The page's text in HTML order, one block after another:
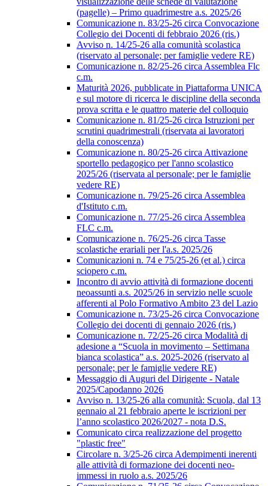
(pagelle) – Primo quadrimestre a.s. 2025/26
Comunicazione n. 83/25-26 circa Convocazione
Collegio dei Docenti di febbraio 2026 (ris.)
Avviso n. 14/25-26 alla comunità scolastica
(riservato al personale; per famiglie vedere RE)
Comunicazione n. 82/25-26 circa Assemblea Flc
c.m.
Maturità 2026, pubblicate in Piattaforma UNICA
e sul motore di ricerca le discipline della seconda
prova scritta e le quattro materie del colloquio
Comunicazione n. 81/25-26 circa Istruzioni per
scrutini quadrimestrali (riservata ai lavoratori
della conoscenza)
Comunicazione n. 80/25-26 circa Attivazione
sportello pedagogico per l'anno scolastico
2025/26 (riservata al personale; per le famiglie
vedere RE)
Comunicazione n. 79/25-26 circa Assemblea
d'Istituto c.m.
Comunicazione n. 77/25-26 circa Assemblea
FLC c.m.
Comunicazione n. 76/25-26 circa Tasse
scolastiche erariali per l'a.s. 2025/26
Comunicazioni n. 74 e 75/25-26 (et al.) circa
sciopero c.m.
Incontro di avvio attività di formazione docenti
neoassunti a.s. 2025/26 in servizio nelle scuole
afferenti al Polo Formativo Ambito 23 del Lazio
Comunicazione n. 73/25-26 circa Convocazione
Collegio dei docenti di gennaio 2026 (ris.)
Comunicazione n. 72/25-26 circa Modalità di
adesione a “Scuola in movimento – Settimana
bianca scolastica” a.s. 2025-2026 (riservato al
personale; per le famiglie vedere RE)
Messaggio di Auguri del Dirigente - Natale
2025/Capodanno 2026
Avviso n. 13/25-26 alla comunità: Scuola, dal 13
gennaio al 21 febbraio aperte le iscrizioni per
l’anno scolastico 2026/2027 - nota D.S.
Comunicato circa realizzazione del progetto
"plastic free"
Circolare n. 3/25-26 circa Adempimenti inerenti
alle attività di formazione dei docenti neo-
immessi in ruolo a.s. 2025/26